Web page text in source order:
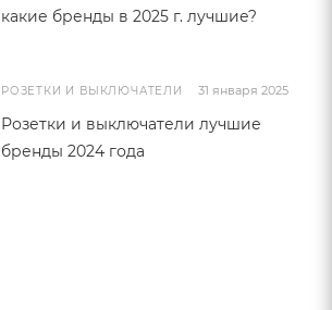
какие бренды в 2025 г. лучшие?
РОЗЕТКИ И ВЫКЛЮЧАТЕЛИ 31 января 2025
Розетки и выключатели лучшие
бренды 2024 года